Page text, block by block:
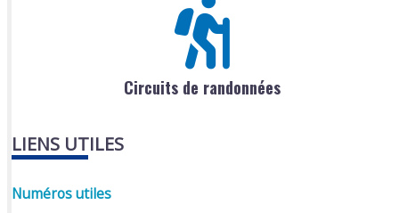
Circuits de randonnées
LIENS UTILES
Numéros utiles